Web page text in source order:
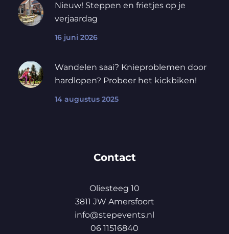
Nieuw! Steppen en frietjes op je
verjaardag
16 juni 2026
Wandelen saai? Knieproblemen door
hardlopen? Probeer het kickbiken!
14 augustus 2025
Contact
Oliesteeg 10
3811 JW Amersfoort
info@stepevents.nl
06 11516840